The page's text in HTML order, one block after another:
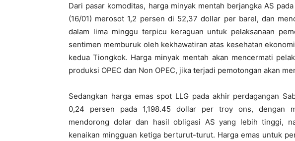
Dari pasar komoditas, harga minyak mentah berjangka AS
(16/01) merosot 1,2 persen di 52,37 dollar per barel, dan
dalam lima minggu terpicu keraguan untuk pelaksanaan
sentimen memburuk oleh kekhawatiran atas kesehatan
kedua Tiongkok. Harga minyak mentah akan mencermati
produksi OPEC dan Non OPEC, jika terjadi pemotongan akan
Sedangkan harga emas spot LLG pada akhir perdagangan
0,24 persen pada 1,198.45 dollar per troy ons, dengan
mendorong dolar dan hasil obligasi AS yang lebih tinggi,
kenaikan mingguan ketiga berturut-turut. Harga emas untuk